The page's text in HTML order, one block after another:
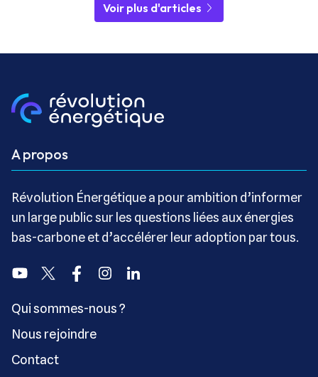
Voir plus d'articles
A propos
Révolution Énergétique a pour ambition d’informer
un large public sur les questions liées aux énergies
bas-carbone et d’accélérer leur adoption par tous.
YoutubeTwitter FacebookInstagramLinkedin
Qui sommes-nous ?
Nous rejoindre
Contact